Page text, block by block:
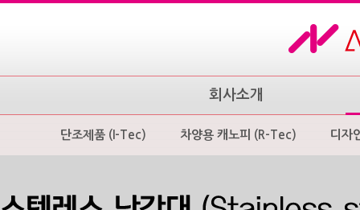
회사소개
단조제품 (I-Tec) 차양용 캐노피 (R-Tec) 디자